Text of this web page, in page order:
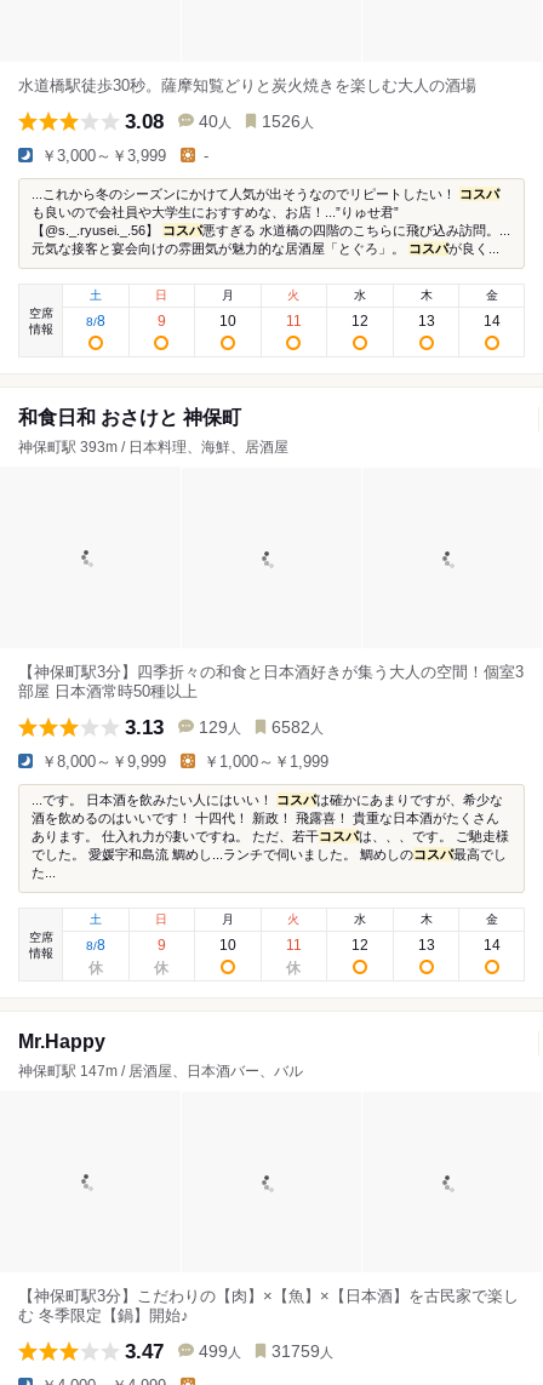
水道橋駅徒歩30秒。薩摩知覧どりと炭火焼きを楽しむ大人の酒場
3.08 40 人 1526 人
￥3,000～￥3,999 -
...これから冬のシーズンにかけて人気が出そうなのでリピートしたい！ コスパ
も良いので会社員や大学生におすすめな、お店！...”りゅせ君”
【@s._.ryusei._.56】 コスパ悪すぎる 水道橋の四階のこちらに飛び込み訪問。...
元気な接客と宴会向けの雰囲気が魅力的な居酒屋「とぐろ」。 コスパが良く...
空席
情報
土
8/8
日
9
月
10
火
11
水
12
木
13
金
14
和食日和 おさけと 神保町
神保町駅 393m / 日本料理、海鮮、居酒屋
【神保町駅3分】四季折々の和食と日本酒好きが集う大人の空間！個室3
部屋 日本酒常時50種以上
3.13 129 人 6582 人
￥8,000～￥9,999 ￥1,000～￥1,999
...です。 日本酒を飲みたい人にはいい！ コスパは確かにあまりですが、希少な
酒を飲めるのはいいです！ 十四代！ 新政！ 飛露喜！ 貴重な日本酒がたくさん
あります。 仕入れ力が凄いですね。 ただ、若干コスパは、、、です。 ご馳走様
でした。 愛媛宇和島流 鯛めし...ランチで伺いました。 鯛めしのコスパ最高でし
た...
空席
情報
土
8/8
日
9
月
10
火
11
水
12
木
13
金
14
Mr.Happy
神保町駅 147m / 居酒屋、日本酒バー、バル
【神保町駅3分】こだわりの【肉】×【魚】×【日本酒】を古民家で楽し
む 冬季限定【鍋】開始♪
3.47 499 人 31759 人